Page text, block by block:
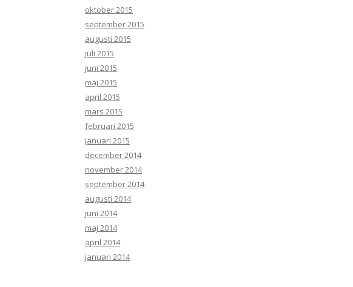
oktober 2015
september 2015
augusti 2015
juli 2015
juni 2015
maj 2015
april 2015
mars 2015
februari 2015
januari 2015
december 2014
november 2014
september 2014
augusti 2014
juni 2014
maj 2014
april 2014
januari 2014